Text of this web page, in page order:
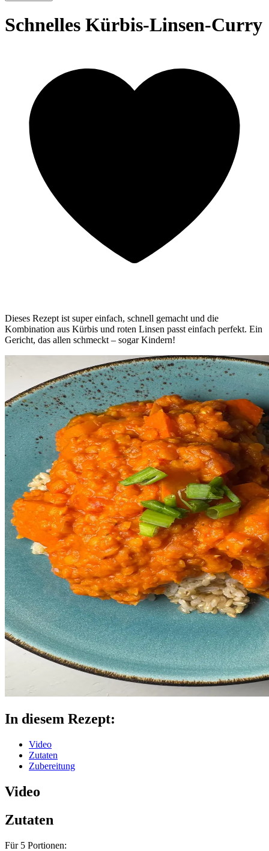
Schnelles Kürbis-Linsen-Curry
Dieses Rezept ist super einfach, schnell gemacht und die
Kombination aus Kürbis und roten Linsen passt einfach perfekt. Ein
Gericht, das allen schmeckt – sogar Kindern!
In diesem Rezept:
Video
Zutaten
Zubereitung
Video
Zutaten
Für 5 Portionen: